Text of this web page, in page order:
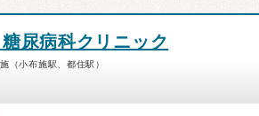
尿病科クリニック
（小布施駅、都住駅）